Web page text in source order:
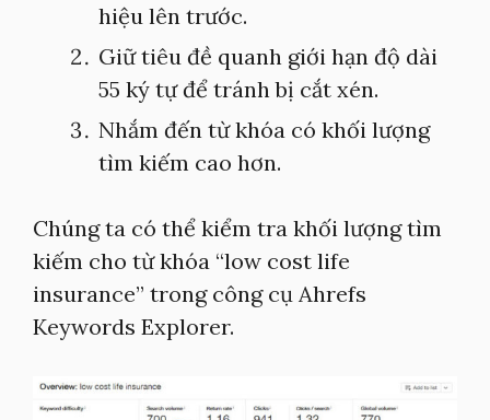
hiệu lên trước.
Giữ tiêu đề quanh giới hạn độ dài
55 ký tự để tránh bị cắt xén.
Nhắm đến từ khóa có khối lượng
tìm kiếm cao hơn.
Chúng ta có thể kiểm tra khối lượng tìm
kiếm cho từ khóa “low cost life
insurance” trong công cụ Ahrefs
Keywords Explorer.